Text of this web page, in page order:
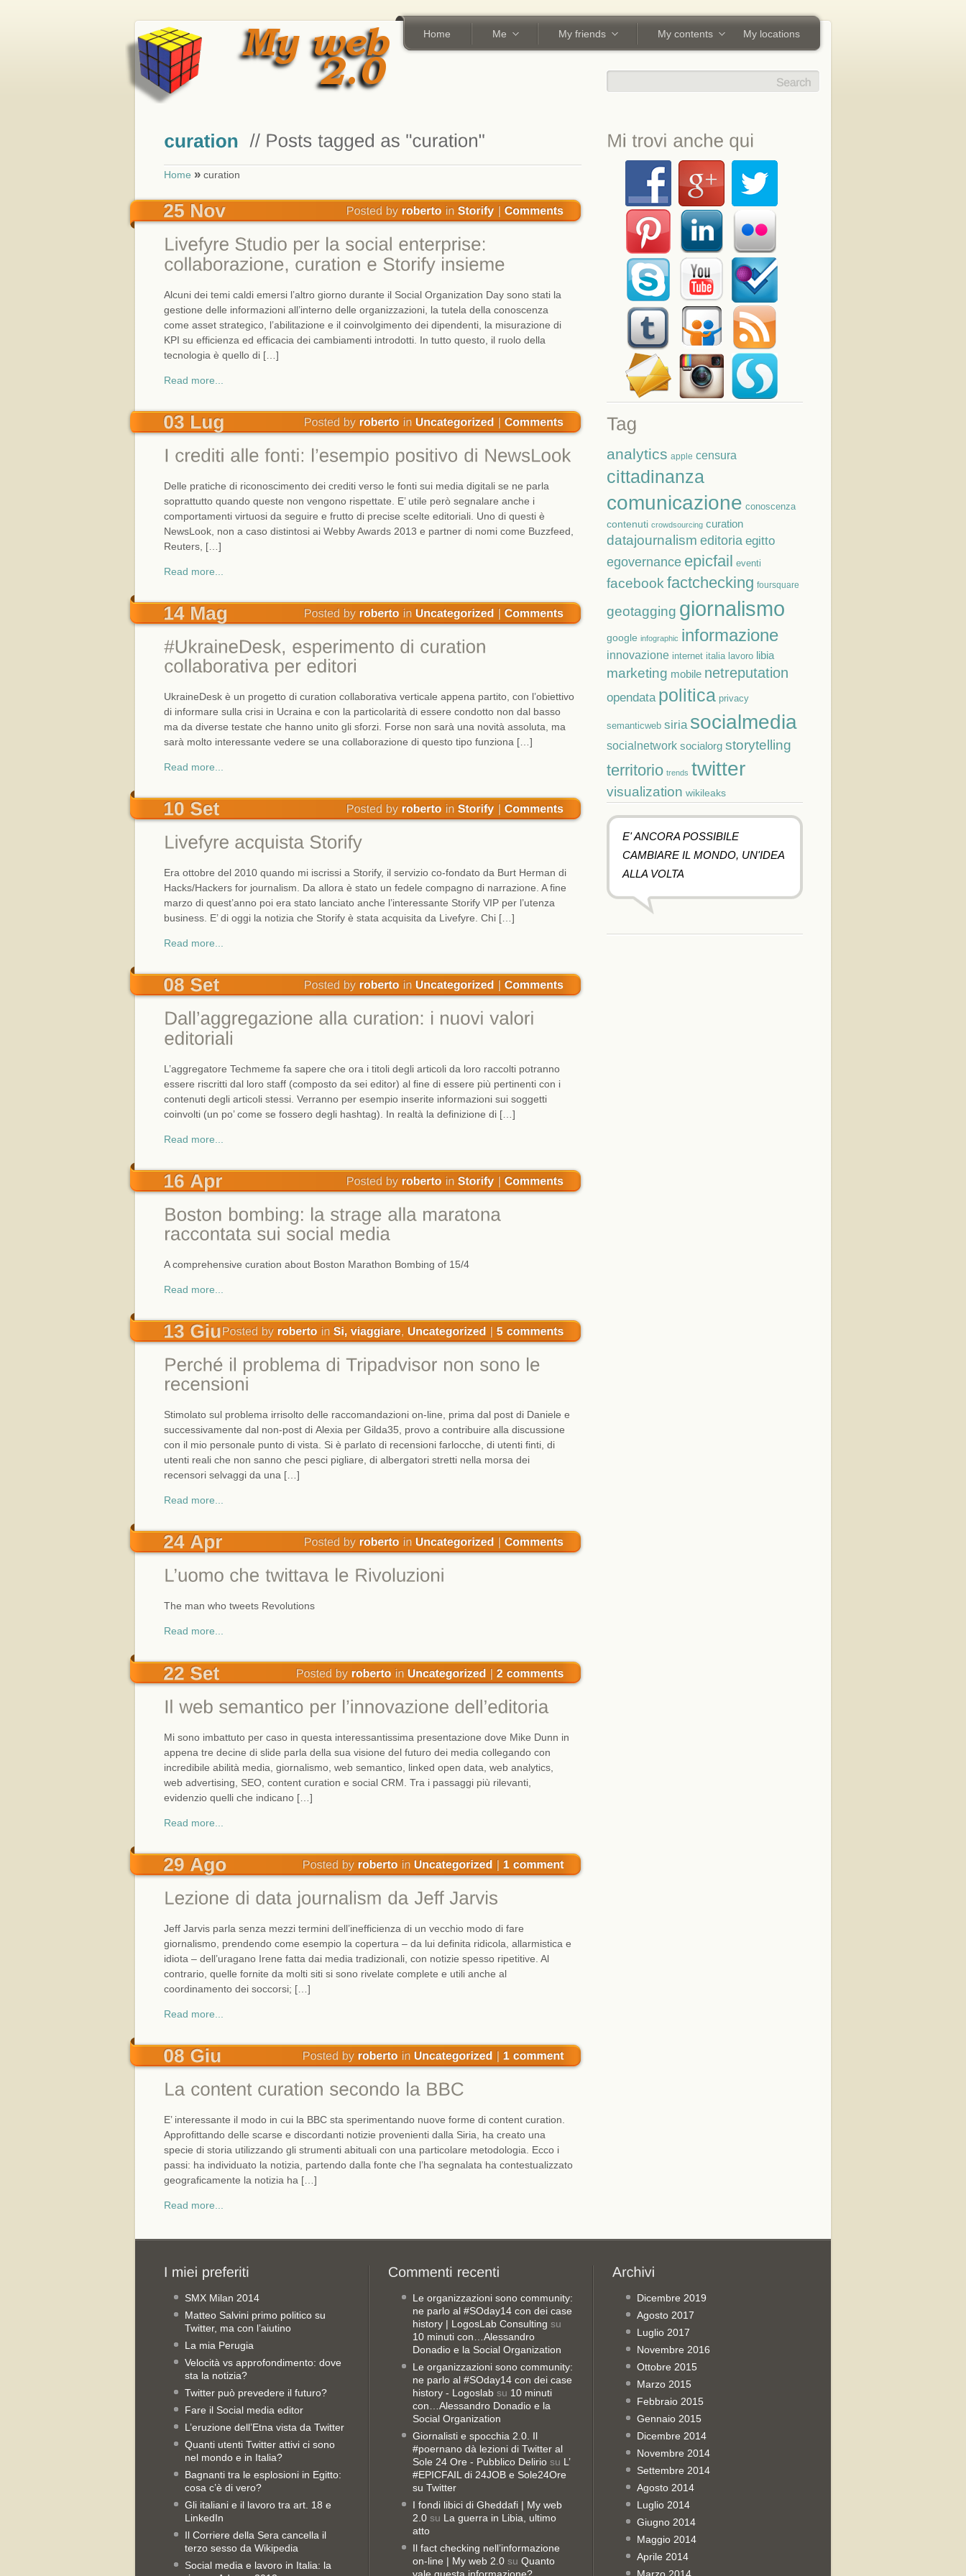
Home Me My friends My contents My locations
Home » curation
Alcuni dei temi caldi emersi l’altro giorno durante il Social Organization Day sono stati la
gestione delle informazioni all’interno delle organizzazioni, la tutela della conoscenza
come asset strategico, l’abilitazione e il coinvolgimento dei dipendenti, la misurazione di
KPI su efficienza ed efficacia dei cambiamenti introdotti. In tutto questo, il ruolo della
tecnologia è quello di […]
Read more...
Delle pratiche di riconoscimento dei crediti verso le fonti sui media digitali se ne parla
soprattutto quando queste non vengono rispettate. E’ utile però segnalare anche i
comportamenti virtuosi da seguire e frutto di precise scelte editoriali. Uno di questi è
NewsLook, non a caso distintosi ai Webby Awards 2013 e partner di nomi come Buzzfeed,
Reuters, […]
Read more...
UkraineDesk è un progetto di curation collaborativa verticale appena partito, con l’obiettivo
di informare sulla crisi in Ucraina e con la particolarità di essere condotto non dal basso
ma da diverse testate che hanno unito gli sforzi. Forse non sarà una novità assoluta, ma
sarà molto interessante vedere se una collaborazione di questo tipo funziona […]
Read more...
Era ottobre del 2010 quando mi iscrissi a Storify, il servizio co-fondato da Burt Herman di
Hacks/Hackers for journalism. Da allora è stato un fedele compagno di narrazione. A fine
marzo di quest’anno poi era stato lanciato anche l’interessante Storify VIP per l’utenza
business. E’ di oggi la notizia che Storify è stata acquisita da Livefyre. Chi […]
Read more...
L’aggregatore Techmeme fa sapere che ora i titoli degli articoli da loro raccolti potranno
essere riscritti dal loro staff (composto da sei editor) al fine di essere più pertinenti con i
contenuti degli articoli stessi. Verranno per esempio inserite informazioni sui soggetti
coinvolti (un po’ come se fossero degli hashtag). In realtà la definizione di […]
Read more...
A comprehensive curation about Boston Marathon Bombing of 15/4
Read more...
Stimolato sul problema irrisolto delle raccomandazioni on-line, prima dal post di Daniele e
successivamente dal non-post di Alexia per Gilda35, provo a contribuire alla discussione
con il mio personale punto di vista. Si è parlato di recensioni farlocche, di utenti finti, di
utenti reali che non sanno che pesci pigliare, di albergatori stretti nella morsa dei
recensori selvaggi da una […]
Read more...
The man who tweets Revolutions
Read more...
Mi sono imbattuto per caso in questa interessantissima presentazione dove Mike Dunn in
appena tre decine di slide parla della sua visione del futuro dei media collegando con
incredibile abilità media, giornalismo, web semantico, linked open data, web analytics,
web advertising, SEO, content curation e social CRM. Tra i passaggi più rilevanti,
evidenzio quelli che indicano […]
Read more...
Jeff Jarvis parla senza mezzi termini dell’inefficienza di un vecchio modo di fare
giornalismo, prendendo come esempio la copertura – da lui definita ridicola, allarmistica e
idiota – dell’uragano Irene fatta dai media tradizionali, con notizie spesso ripetitive. Al
contrario, quelle fornite da molti siti si sono rivelate complete e utili anche al
coordinamento dei soccorsi; […]
Read more...
E’ interessante il modo in cui la BBC sta sperimentando nuove forme di content curation.
Approfittando delle scarse e discordanti notizie provenienti dalla Siria, ha creato una
specie di storia utilizzando gli strumenti abituali con una particolare metodologia. Ecco i
passi: ha individuato la notizia, partendo dalla fonte che l’ha segnalata ha contestualizzato
geograficamente la notizia ha […]
Read more...
analytics apple censura
cittadinanza
comunicazione conoscenza
contenuti crowdsourcing curation
datajournalism editoria egitto
egovernance epicfail eventi
facebook factchecking foursquare
geotagging giornalismo
google infographic informazione
innovazione internet italia lavoro libia
marketing mobile netreputation
opendata politica privacy
semanticweb siria socialmedia
socialnetwork socialorg storytelling
territorio trends twitter
visualization wikileaks
E' ANCORA POSSIBILE
CAMBIARE IL MONDO, UN'IDEA
ALLA VOLTA
SMX Milan 2014
Matteo Salvini primo politico su
Twitter, ma con l’aiutino
La mia Perugia
Velocità vs approfondimento: dove
sta la notizia?
Twitter può prevedere il futuro?
Fare il Social media editor
L’eruzione dell’Etna vista da Twitter
Quanti utenti Twitter attivi ci sono
nel mondo e in Italia?
Bagnanti tra le esplosioni in Egitto:
cosa c’è di vero?
Gli italiani e il lavoro tra art. 18 e
LinkedIn
Il Corriere della Sera cancella il
terzo sesso da Wikipedia
Social media e lavoro in Italia: la
Le organizzazioni sono community:
ne parlo al #SOday14 con dei case
history | LogosLab Consulting su
10 minuti con…Alessandro
Donadio e la Social Organization
Le organizzazioni sono community:
ne parlo al #SOday14 con dei case
history - Logoslab su 10 minuti
con…Alessandro Donadio e la
Social Organization
Giornalisti e spocchia 2.0. Il
#poernano dà lezioni di Twitter al
Sole 24 Ore - Pubblico Delirio su L’
#EPICFAIL di 24JOB e Sole24Ore
su Twitter
I fondi libici di Gheddafi | My web
2.0 su La guerra in Libia, ultimo
atto
Il fact checking nell’informazione
on-line | My web 2.0 su Quanto
vale questa informazione?
Dicembre 2019
Agosto 2017
Luglio 2017
Novembre 2016
Ottobre 2015
Marzo 2015
Febbraio 2015
Gennaio 2015
Dicembre 2014
Novembre 2014
Settembre 2014
Agosto 2014
Luglio 2014
Giugno 2014
Maggio 2014
Aprile 2014
Marzo 2014